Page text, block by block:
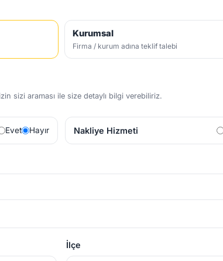
Kurumsal
Firma / kurum adına teklif talebi
sizi araması ile size detaylı bilgi verebiliriz.
Evet Hayır Nakliye Hizmeti
İlçe